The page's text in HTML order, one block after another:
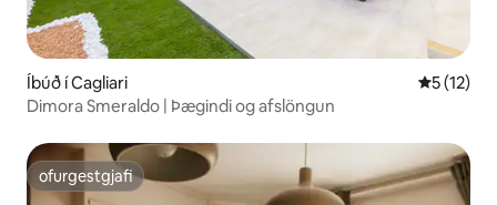
Íbúð í Cagliari 5 af 5 í
5 (12)
Dimora Smeraldo | Þægindi og afslöngun
ofurgestgjafi
ofurgestgjafi